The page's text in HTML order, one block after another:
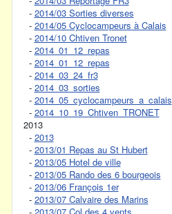
- 2014/03 Sorties diverses
- 2014/05 Cyclocampeurs à Calais
- 2014/10 Chtiven Tronet
- 2014_01_12_repas
- 2014_01_12_repas
- 2014_03_24_fr3
- 2014_03_sorties
- 2014_05_cyclocampeurs_a_calais
- 2014_10_19_Chtiven_TRONET
2013
- 2013
- 2013/01 Repas au St Hubert
- 2013/05 Hotel de ville
- 2013/05 Rando des 6 bourgeois
- 2013/06 François 1er
- 2013/07 Calvaire des Marins